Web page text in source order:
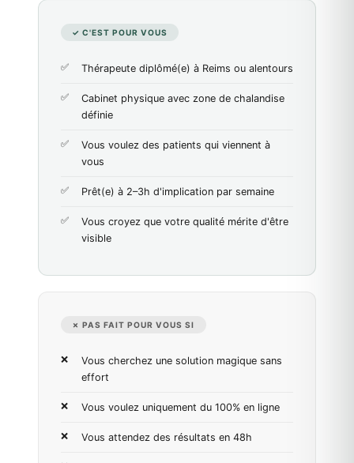
✓ C'EST POUR VOUS
Thérapeute diplômé(e) à Reims ou alentours
Cabinet physique avec zone de chalandise
définie
Vous voulez des patients qui viennent à
vous
Prêt(e) à 2–3h d'implication par semaine
Vous croyez que votre qualité mérite d'être
visible
✗ PAS FAIT POUR VOUS SI
Vous cherchez une solution magique sans
effort
Vous voulez uniquement du 100% en ligne
Vous attendez des résultats en 48h